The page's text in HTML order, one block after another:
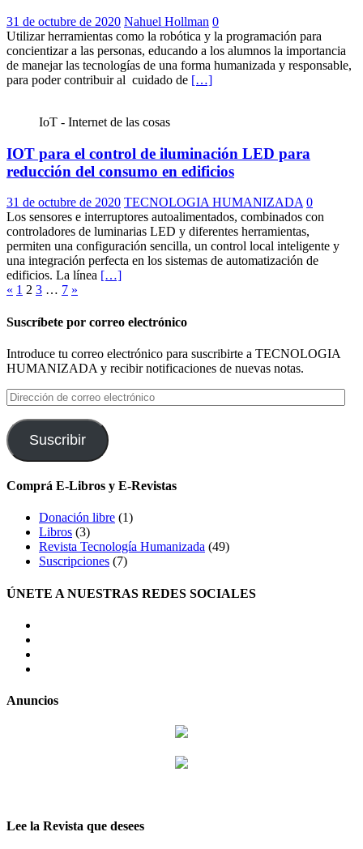
31 de octubre de 2020 Nahuel Hollman 0
Utilizar herramientas como la robótica y la programación para
concientizar a las personas, educando a los alumnos la importancia
de manejar las tecnologías de una forma humanizada y responsable,
para poder contribuir al cuidado de […]
IoT - Internet de las cosas
IOT para el control de iluminación LED para
reducción del consumo en edificios
31 de octubre de 2020 TECNOLOGIA HUMANIZADA 0
Los sensores e interruptores autoalimentados, combinados con
controladores de luminarias LED y diferentes herramientas,
permiten una configuración sencilla, un control local inteligente y
una integración perfecta en los sistemas de automatización de
edificios. La línea […]
Paginación
de
« 1 2 3 … 7 »
Suscríbete por correo electrónico
Introduce tu correo electrónico para suscribirte a TECNOLOGIA
HUMANIZADA y recibir notificaciones de nuevas notas.
Dirección
de
correo
electrónico
Suscribir
Comprá E-Libros y E-Revistas
Donación libre (1)
Libros (3)
Revista Tecnología Humanizada (49)
Suscripciones (7)
ÚNETE A NUESTRAS REDES SOCIALES
Anuncios
Lee la Revista que desees